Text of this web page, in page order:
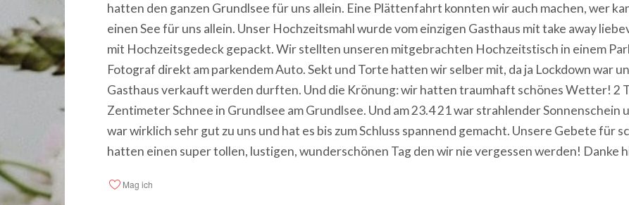
hatten den ganzen Grundlsee für uns allein. Eine Plättenfahrt konnten wir auch machen, wer
einen See für uns allein. Unser Hochzeitsmahl wurde vom einzigen Gasthaus mit take away
mit Hochzeitsgedeck gepackt. Wir stellten unseren mitgebrachten Hochzeitstisch in einem
Fotograf direkt am parkendem Auto. Sekt und Torte hatten wir selber mit, da ja Lockdown war
Gasthaus verkauft werden durften. Und die Krönung: wir hatten traumhaft schönes Wetter! 2
Zentimeter Schnee in Grundlsee am Grundlsee. Und am 23.4 21 war strahlender
war wirklich sehr gut zu uns und hat es bis zum Schluss spannend gemacht. Unsere Gebete
hatten einen super tollen, lustigen, wunderschönen Tag den wir nie vergessen werden! Danke
Mag ich